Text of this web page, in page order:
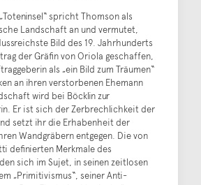
spricht Thomson als
Landschaft an und vermutet,
Bild des 19. Jahrhunderts
der Gräfin von Oriola geschaffen,
als „ein Bild zum Träumen“
an ihren verstorbenen Ehemann
wird bei Böcklin zur
Er ist sich der Zerbrechlichkeit der
setzt ihr die Erhabenheit der
Wandgräbern entgegen. Die von
definierten Merkmale des
sich im Sujet, in seinen zeitlosen
„Primitivismus“, seiner Anti-